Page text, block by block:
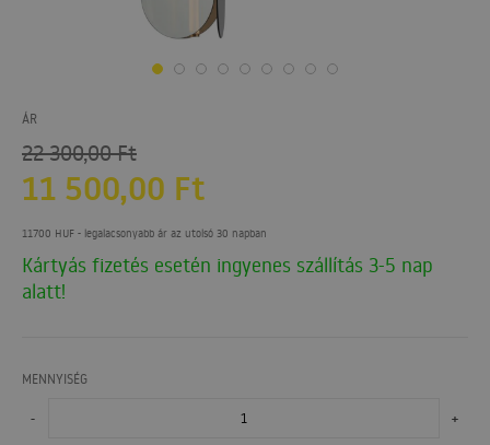
ÁR
22 300,00Ft
11 500,00 Ft
11700 HUF - legalacsonyabb ár az utolsó 30 napban
Kártyás fizetés esetén ingyenes szállítás 3-5 nap
alatt!
MENNYISÉG
- +